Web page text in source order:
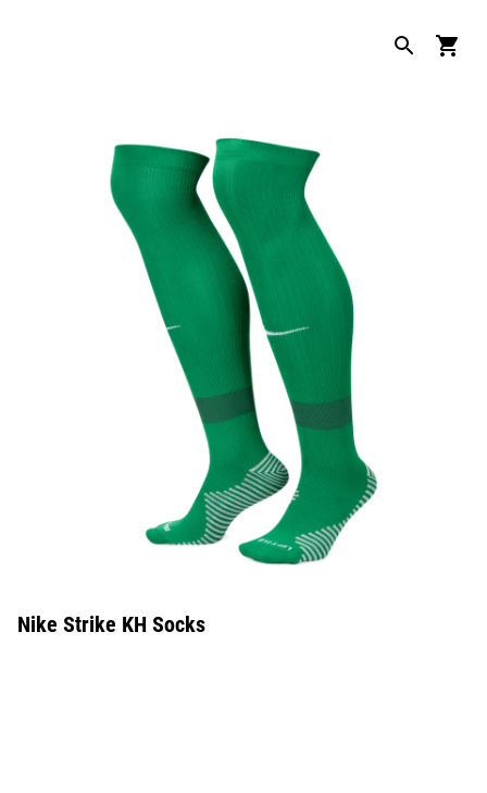
Nike Strike KH Socks